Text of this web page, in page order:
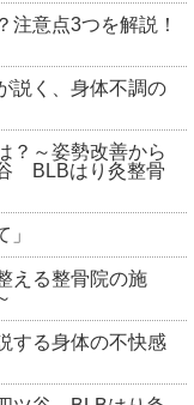
効くツボ押しの正
が実は健康に大き
」とは？
因とは？考えられ